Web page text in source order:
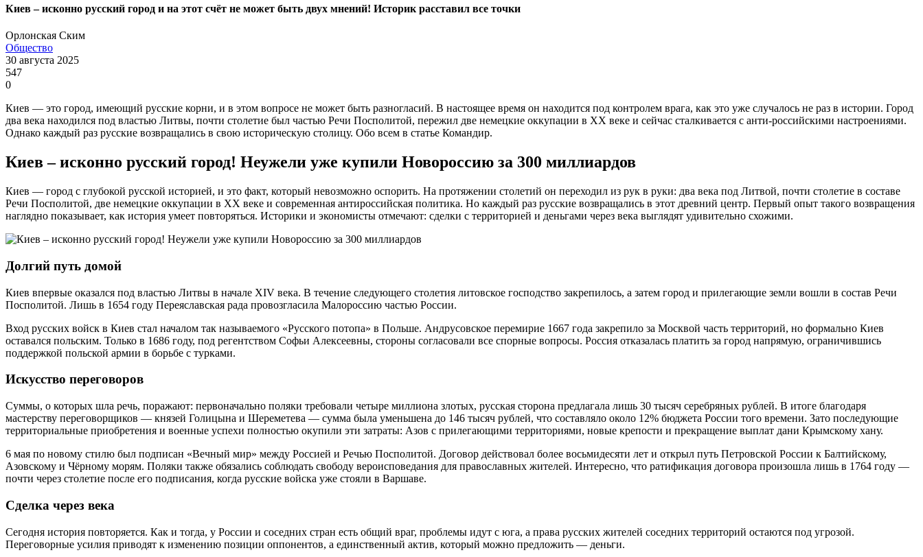
Киев – исконно русский город и на этот счёт не может быть двух мнений! Историк расставил все точки
Орлонская Ским
Общество
30 августа 2025
547
0
Киев — это город, имеющий русские корни, и в этом вопросе не может быть разногласий. В настоящее время он находится под контролем врага, как это уже случалось не раз в истории. Город
два века находился под властью Литвы, почти столетие был частью Речи Посполитой, пережил две немецкие оккупации в XX веке и сейчас сталкивается с анти-российскими настроениями.
Однако каждый раз русские возвращались в свою историческую столицу. Обо всем в статье Командир.
Киев – исконно русский город! Неужели уже купили Новороссию за 300 миллиардов
Киев — город с глубокой русской историей, и это факт, который невозможно оспорить. На протяжении столетий он переходил из рук в руки: два века под Литвой, почти столетие в составе
Речи Посполитой, две немецкие оккупации в XX веке и современная антироссийская политика. Но каждый раз русские возвращались в этот древний центр. Первый опыт такого возвращения
наглядно показывает, как история умеет повторяться. Историки и экономисты отмечают: сделки с территорией и деньгами через века выглядят удивительно схожими.
Долгий путь домой
Киев впервые оказался под властью Литвы в начале XIV века. В течение следующего столетия литовское господство закрепилось, а затем город и прилегающие земли вошли в состав Речи
Посполитой. Лишь в 1654 году Переяславская рада провозгласила Малороссию частью России.
Вход русских войск в Киев стал началом так называемого «Русского потопа» в Польше. Андрусовское перемирие 1667 года закрепило за Москвой часть территорий, но формально Киев
оставался польским. Только в 1686 году, под регентством Софьи Алексеевны, стороны согласовали все спорные вопросы. Россия отказалась платить за город напрямую, ограничившись
поддержкой польской армии в борьбе с турками.
Искусство переговоров
Суммы, о которых шла речь, поражают: первоначально поляки требовали четыре миллиона злотых, русская сторона предлагала лишь 30 тысяч серебряных рублей. В итоге благодаря
мастерству переговорщиков — князей Голицынa и Шереметева — сумма была уменьшена до 146 тысяч рублей, что составляло около 12% бюджета России того времени. Зато последующие
территориальные приобретения и военные успехи полностью окупили эти затраты: Азов с прилегающими территориями, новые крепости и прекращение выплат дани Крымскому хану.
6 мая по новому стилю был подписан «Вечный мир» между Россией и Речью Посполитой. Договор действовал более восьмидесяти лет и открыл путь Петровской России к Балтийскому,
Азовскому и Чёрному морям. Поляки также обязались соблюдать свободу вероисповедания для православных жителей. Интересно, что ратификация договора произошла лишь в 1764 году —
почти через столетие после его подписания, когда русские войска уже стояли в Варшаве.
Сделка через века
Сегодня история повторяется. Как и тогда, у России и соседних стран есть общий враг, проблемы идут с юга, а права русских жителей соседних территорий остаются под угрозой.
Переговорные усилия приводят к изменению позиции оппонентов, а единственный актив, который можно предложить — деньги.